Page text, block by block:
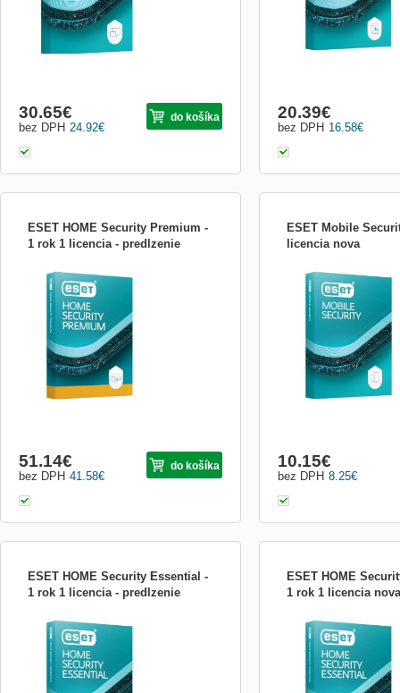
24.92€
bez DPH
30.65€ do košíka
16.58€
bez DPH
20.39€
ESET HOME Security Premium -
1 rok 1 licencia - predlzenie
ESET HOME Security Premium
Komplexná Ochrana pre Digitálny Život
ESET HOME Security Premium poskytuje
rozšírenú ochranu pre váš digitálny život
na PC, macOS, smartfónoch alebo
tabletoch, pridávajúc pokročilé funkcie k
základnej ochrane. Hlavné Funkcie
41.58€
bez DPH
51.14€ do košíka
ESET Mobile
licencia nova
ESET Mobile Security
Security pre Windows
poskytuje ochranu proti
programom a
správam. Navyše
tieto hlavné výhody: *
krádeži (Anti-Theft) - ak
8.25€
bez DPH
10.15€
ESET HOME Security Essential -
1 rok 1 licencia - predlzenie
ESET HOME Security Essential
Komplexná Ochrana pre Digitálny Život
ESET HOME Security Essential je
navrhnutý tak, aby poskytoval komplexnú
ochranu vášho digitálneho života na PC,
macOS, smartfónoch alebo tabletoch.
Hlavné Funkcie a Výhody &quot; Antivír
ESET HOME
1 rok 1 licencia nova
ESET HOME Security
Komplexná Ochrana pre
ESET HOME Security
navrhnutý tak, aby
ochranu vášho
macOS, smartfónoch
Hlavné Funkcie a